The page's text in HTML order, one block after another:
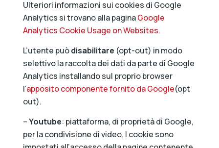
Ulteriori informazioni sui cookies di Google
Analytics si trovano alla paginaGoogle
Analytics Cookie Usage on Websites.
L’utente puòdisabilitare (opt-out) in modo
selettivo la raccolta dei dati da parte di Google
Analytics installando sul proprio browser
l’apposito componente fornito da Google(opt
out).
–Youtube: piattaforma, di proprietà di Google,
per la condivisione di video. I cookie sono